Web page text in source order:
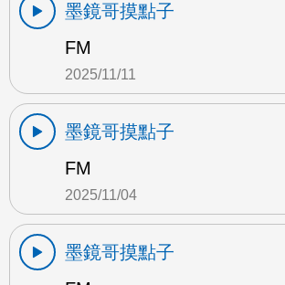
墨鏡哥摸點子
FM
2025/11/11
墨鏡哥摸點子
FM
2025/11/04
墨鏡哥摸點子